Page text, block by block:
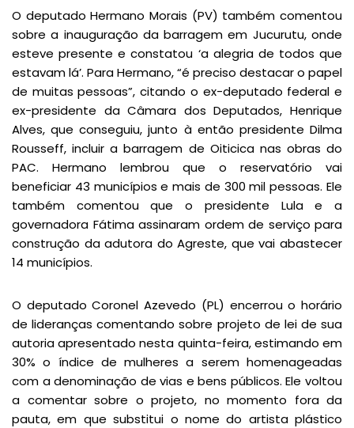
O deputado Hermano Morais (PV) também comentou
sobre a inauguração da barragem em Jucurutu, onde
esteve presente e constatou ‘a alegria de todos que
estavam lá’. Para Hermano, “é preciso destacar o papel
de muitas pessoas”, citando o ex-deputado federal e
ex-presidente da Câmara dos Deputados, Henrique
Alves, que conseguiu, junto à então presidente Dilma
Rousseff, incluir a barragem de Oiticica nas obras do
PAC. Hermano lembrou que o reservatório vai
beneficiar 43 municípios e mais de 300 mil pessoas. Ele
também comentou que o presidente Lula e a
governadora Fátima assinaram ordem de serviço para
construção da adutora do Agreste, que vai abastecer
14 municípios.
O deputado Coronel Azevedo (PL) encerrou o horário
de lideranças comentando sobre projeto de lei de sua
autoria apresentado nesta quinta-feira, estimando em
30% o índice de mulheres a serem homenageadas
com a denominação de vias e bens públicos. Ele voltou
a comentar sobre o projeto, no momento fora da
pauta, em que substitui o nome do artista plástico